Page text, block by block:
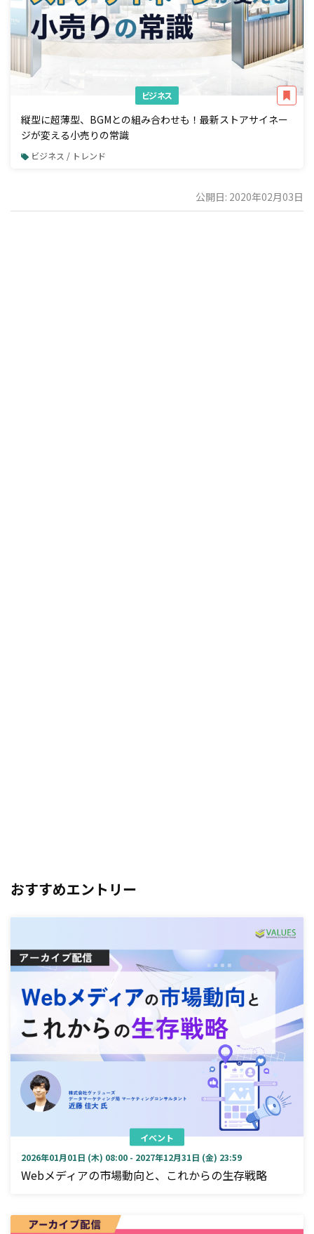
ビジネス
縦型に超薄型、BGMとの組み合わせも！最新ストアサイネー
ジが変える小売りの常識
ビジネス / トレンド
公開日: 2020年02月03日
おすすめエントリー
イベント
2026年01月01日 (木) 08:00 - 2027年12月31日 (金) 23:59
Webメディアの市場動向と、これからの生存戦略